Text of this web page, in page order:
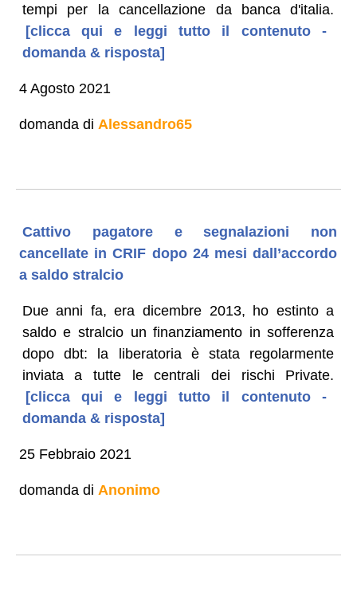
tempi per la cancellazione da banca d'italia.
[clicca qui e leggi tutto il contenuto -
domanda & risposta]
4 Agosto 2021
domanda di Alessandro65
Cattivo pagatore e segnalazioni non
cancellate in CRIF dopo 24 mesi dall’accordo
a saldo stralcio
Due anni fa, era dicembre 2013, ho estinto a
saldo e stralcio un finanziamento in sofferenza
dopo dbt: la liberatoria è stata regolarmente
inviata a tutte le centrali dei rischi Private.
[clicca qui e leggi tutto il contenuto -
domanda & risposta]
25 Febbraio 2021
domanda di Anonimo